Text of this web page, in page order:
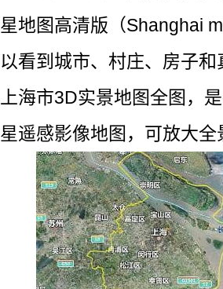
星地图高清版（Shanghai
以看到城市、村庄、房子
上海市3D实景地图全图，
星遥感影像地图，可放大全